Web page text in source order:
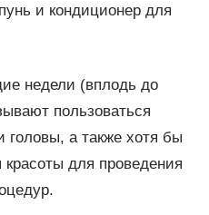
и кондиционер для
недели (вплодь до
пользоваться
головы, а также хотя бы
для проведения